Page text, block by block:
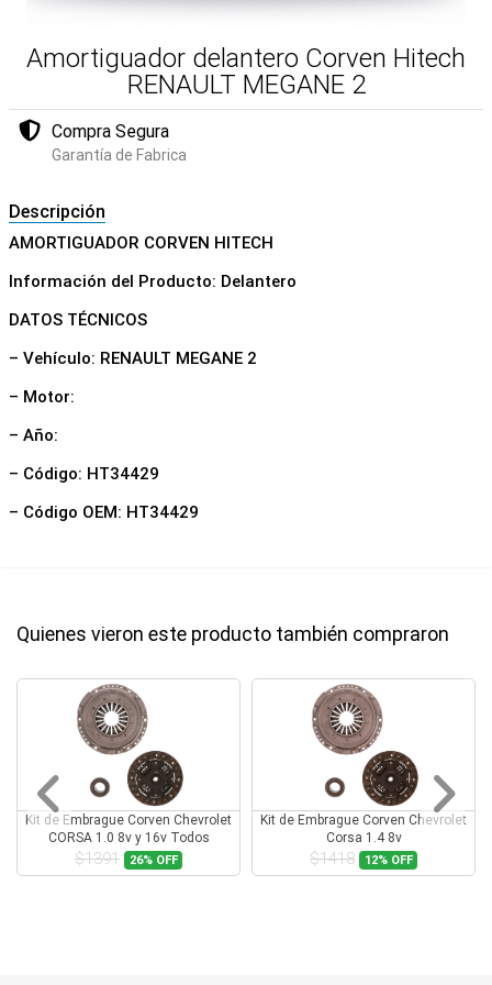
Amortiguador delantero Corven Hitech
RENAULT MEGANE 2
Compra Segura
Garantía de Fabrica
Descripción
AMORTIGUADOR CORVEN HITECH
Información del Producto: Delantero
DATOS TÉCNICOS
– Vehículo: RENAULT MEGANE 2
– Motor:
– Año:
– Código: HT34429
– Código OEM: HT34429
Quienes vieron este producto también compraron
Kit de Embrague Corven Chevrolet
CORSA 1.0 8v y 16v Todos
$1391 26% OFF
Kit de Embrague Corven Chevrolet
Corsa 1.4 8v
$1418 12% OFF